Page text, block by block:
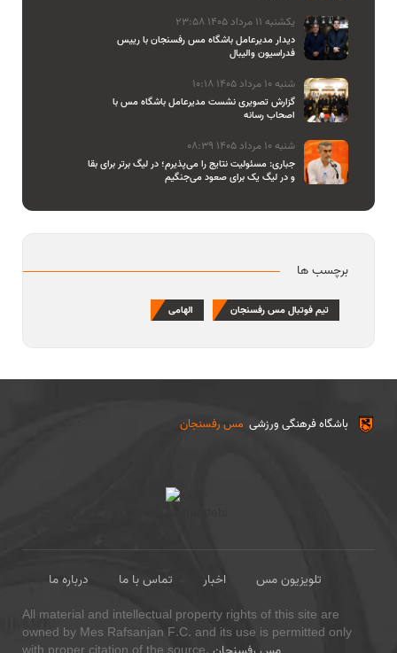
یکشنبه 11 مرداد 1405 23:58
دیدار مدیرعامل باشگاه مس رفسنجان با رییس
فدراسیون والیبال
شنبه 10 مرداد 1405 10:18
گزارش تصویری نشست مدیرعامل باشگاه مس با
اصحاب رسانه
شنبه 10 مرداد 1405 08:39
جباری: مسئولیت نتایج را می‌پذیرم؛ در لیگ برتر برای بقا
و در لیگ یک برای صعود می‌جنگیم
برچسب ها
تیم فوتبال مس رفسنجان الهامی
مس رفسنجان باشگاه فرهنگی ورزشی
درباره ما تماس با ما اخبار
تلویزیون مس
All material and intellectual property rights of this site are
owned by Mes Rafsanjan F.C. and its use is permitted only